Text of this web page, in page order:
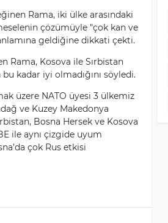
Rama, iki ülke arasındaki
çözümüyle "çok kan ve
geldiğine dikkati çekti.
Rama, Kosova ile Sırbistan
kadar iyi olmadığını söyledi.
üzere NATO üyesi 3 ülkemiz
ve Kuzey Makedonya
Bosna Hersek ve Kosova
ile aynı çizgide uyum
çok Rus etkisi